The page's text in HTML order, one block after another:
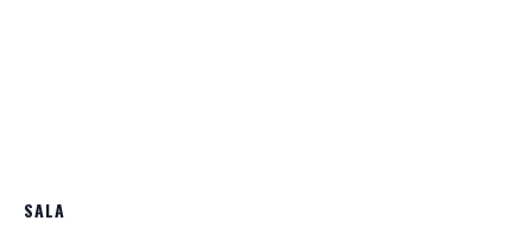
SALA